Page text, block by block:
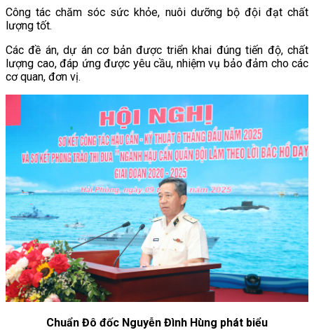
Công tác chăm sóc sức khỏe, nuôi dưỡng bộ đội đạt chất
lượng tốt.
Các đề án, dự án cơ bản được triển khai đúng tiến độ, chất
lượng cao, đáp ứng được yêu cầu, nhiệm vụ bảo đảm cho các
cơ quan, đơn vị.
Chuẩn Đô đốc Nguyễn Đình Hùng phát biểu